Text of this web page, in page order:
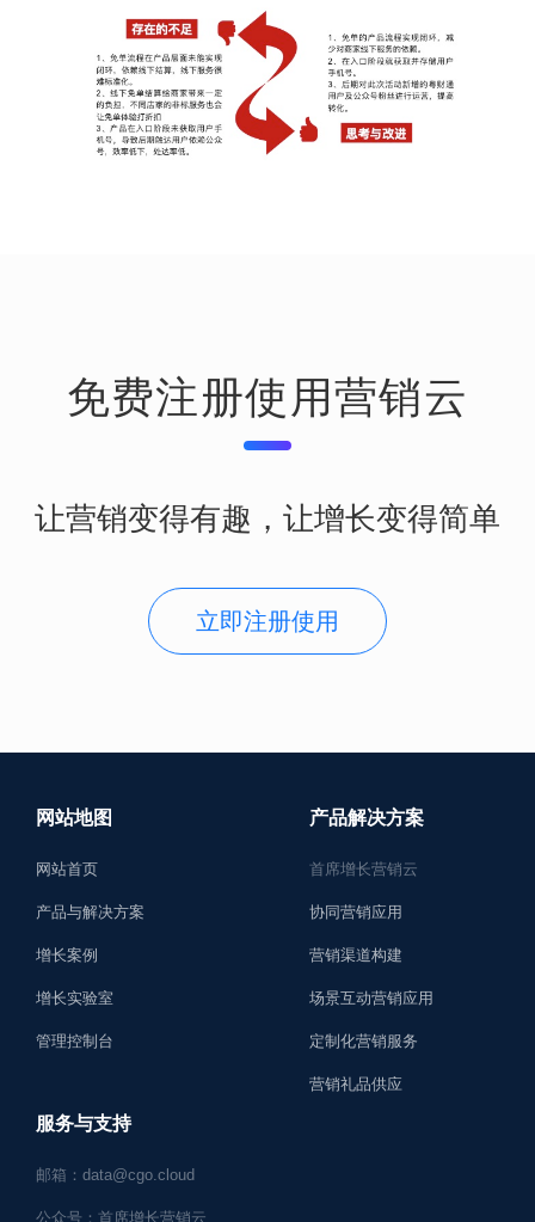
免费注册使用营销云
让营销变得有趣，让增长变得简单
立即注册使用
网站地图
网站首页
产品与解决方案
增长案例
增长实验室
管理控制台
产品解决方案
首席增长营销云
协同营销应用
营销渠道构建
场景互动营销应用
定制化营销服务
营销礼品供应
服务与支持
邮箱：data@cgo.cloud
公众号：首席增长营销云